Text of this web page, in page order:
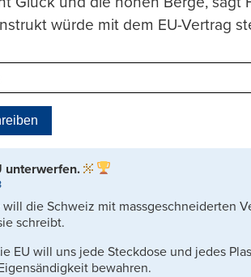
würde mit dem EU-Vertrag
unterwerfen.
will die Schweiz mit massgeschneiderten
schreibt.
EU will uns jede Steckdose und jedes
bewahren.